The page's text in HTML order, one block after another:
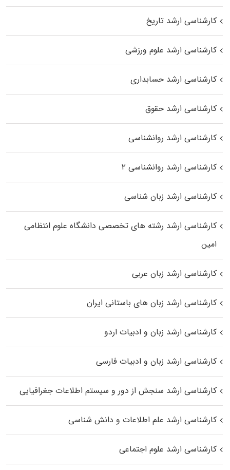
کارشناسی ارشد تاریخ
کارشناسی ارشد علوم ورزشی
کارشناسی ارشد حسابداری
کارشناسی ارشد حقوق
کارشناسی ارشد روانشناسی
کارشناسی ارشد روانشناسی ۲
کارشناسی ارشد زبان شناسی
کارشناسی ارشد رﺷﺘﻪ ﻫﺎی تخصصی داﻧﺸﮕﺎه ﻋﻠﻮم انتظامی
اﻣﻴﻦ
کارشناسی ارشد زبان عربی
کارشناسی ارشد زبان‌ های باستانی ایران
کارشناسی ارشد زبان و ادبیات اردو
کارشناسی ارشد زبان و ادبیات فارسی
کارشناسی ارشد سنجش از دور و سیستم اطلاعات جغرافیایی
کارشناسی ارشد علم اطلاعات و دانش شناسی
کارشناسی ارشد علوم اجتماعی